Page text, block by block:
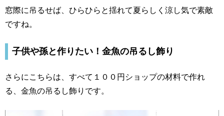
窓際に吊るせば、ひらひらと揺れて夏らしく涼し気で素敵
ですね。
子供や孫と作りたい！金魚の吊るし飾り
さらにこちらは、すべて１００円ショップの材料で作れ
る、金魚の吊るし飾りです。